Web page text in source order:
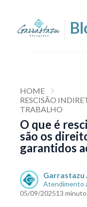
HOME
RESCISÃO
TRABALHO
O que é
são os
garantidos
Garrastazu
Atendimento
05/09/202513